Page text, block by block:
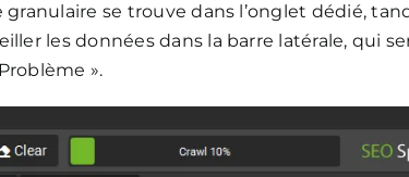
se trouve dans l’onglet dédié,
les données dans la barre latérale, qui
».